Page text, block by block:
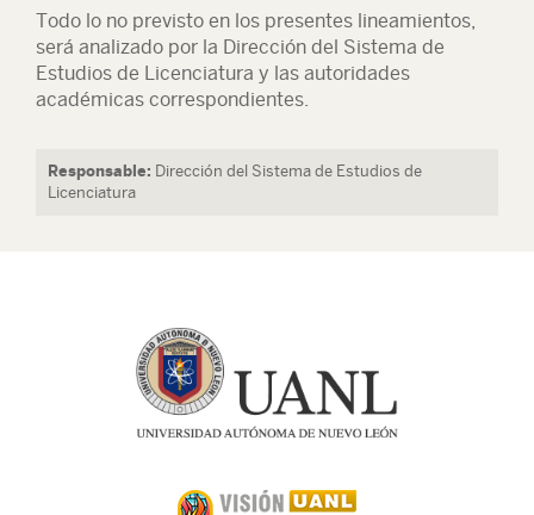
Todo lo no previsto en los presentes lineamientos,
será analizado por la Dirección del Sistema de
Estudios de Licenciatura y las autoridades
académicas correspondientes.
Responsable: Dirección del Sistema de Estudios de
Licenciatura